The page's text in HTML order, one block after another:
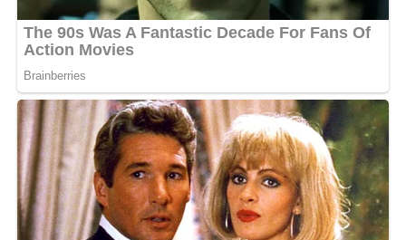
dévoilés montrent une alchimie palpable entre les deux
artistes, sublimée par des décors soignés et une
ambiance romantique qui promet de captiver le public.
Ce projet, porté par une énergie créative débordante,
pourrait bien redéfinir les standards du clip musical au
Gabon, renforçant la réputation de Fetty Ndoss et Creol
comme des figures incontournables de la scène locale.
MOTS-CLÉS : CREOL FETTY NDOSS UNE